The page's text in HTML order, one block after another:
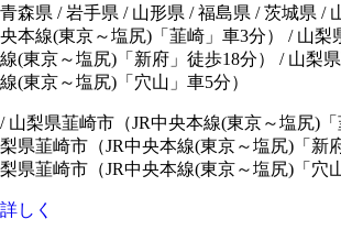
青森県 / 岩手県 / 山形県 / 福島県 / 茨城県 /
央本線(東京～塩尻)「韮崎」車3分） / 山梨
線(東京～塩尻)「新府」徒歩18分） / 山梨
線(東京～塩尻)「穴山」車5分）
/ 山梨県韮崎市（JR中央本線(東京～塩尻)「
梨県韮崎市（JR中央本線(東京～塩尻)「新
梨県韮崎市（JR中央本線(東京～塩尻)「穴
詳しく